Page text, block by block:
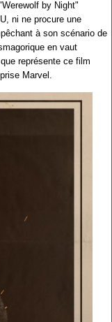
by Night"
ni ne procure une
à son scénario de
en vaut
représente ce film
Marvel.